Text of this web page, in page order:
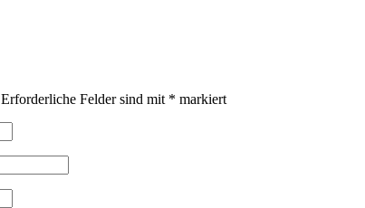
Erforderliche Felder sind mit * markiert